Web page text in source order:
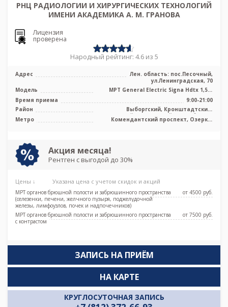
РНЦ РАДИОЛОГИИ И ХИРУРГИЧЕСКИХ ТЕХНОЛОГИЙ
ИМЕНИ АКАДЕМИКА А. М. ГРАНОВА
Лицензия
проверена
Народный рейтинг: 4.6 из 5
Адрес
Лен. область: пос.Песочный,
ул.Ленинградская, 70
Модель
МРТ General Electric Signa Hdtx 1,5T,
МРТ Toshiba Titan Vantage 1.5T в ...
Время приема
9:00-21:00
Район
Выборгский, Кронштадтский,
Курортный, Приморский, Лен. область
Метро
Комендантский проспект, Озерки,
Акция месяца!
Рентген с выгодой до 30%
Цены ↓ Указана цена с учетом скидок и акций
МРТ органов брюшной полости и забрюшинного пространства
(селезенки, печени, желчного пузыря, поджелудочной
железы, лимфоузлов, почек и надпочечников)
от 4500 pуб.
МРТ органов брюшной полости и забрюшинного пространства
с контрастом
от 7500 pуб.
ЗАПИСЬ НА ПРИЁМ
КРУГЛОСУТОЧНАЯ ЗАПИСЬ
НА КАРТЕ